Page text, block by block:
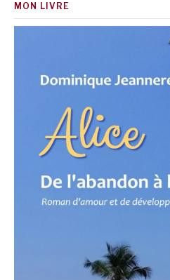
MON LIVRE